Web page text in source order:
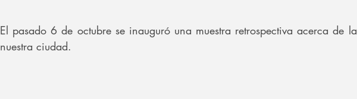
El pasado 6 de octubre se inauguró una muestra retrospectiva acerca de
nuestra ciudad.